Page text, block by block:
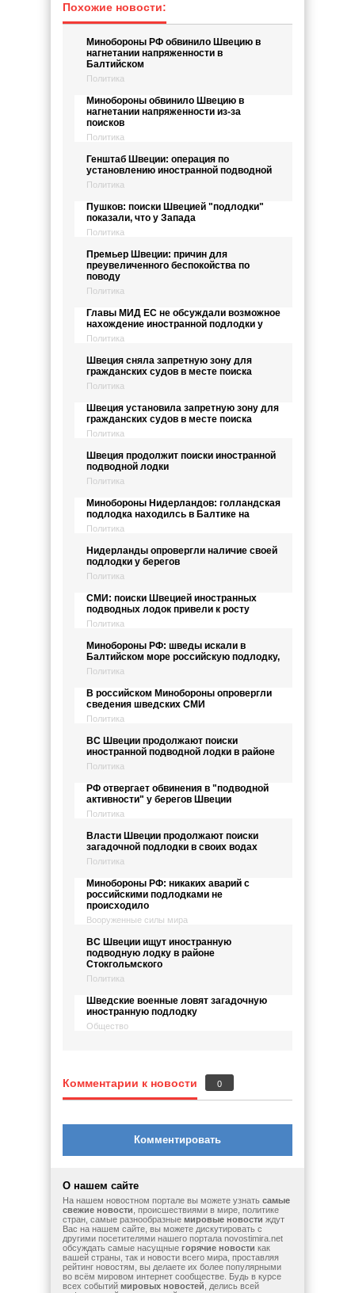
Похожие новости:
Минобороны РФ обвинило Швецию в
нагнетании напряженности в
Балтийском
Политика
Минобороны обвинило Швецию в
нагнетании напряженности из-за
поисков
Политика
Генштаб Швеции: операция по
установлению иностранной подводной
Политика
Пушков: поиски Швецией "подлодки"
показали, что у Запада
Политика
Премьер Швеции: причин для
преувеличенного беспокойства по
поводу
Политика
Главы МИД ЕС не обсуждали возможное
нахождение иностранной подлодки у
Политика
Швеция сняла запретную зону для
гражданских судов в месте поиска
Политика
Швеция установила запретную зону для
гражданских судов в месте поиска
Политика
Швеция продолжит поиски иностранной
подводной лодки
Политика
Минобороны Нидерландов: голландская
подлодка находилсь в Балтике на
Политика
Нидерланды опровергли наличие своей
подлодки у берегов
Политика
СМИ: поиски Швецией иностранных
подводных лодок привели к росту
Политика
Минобороны РФ: шведы искали в
Балтийском море российскую подлодку,
Политика
В российском Минобороны опровергли
сведения шведских СМИ
Политика
ВС Швеции продолжают поиски
иностранной подводной лодки в районе
Политика
РФ отвергает обвинения в "подводной
активности" у берегов Швеции
Политика
Власти Швеции продолжают поиски
загадочной подлодки в своих водах
Политика
Минобороны РФ: никаких аварий с
российскими подлодками не
происходило
Вооруженные силы мира
ВС Швеции ищут иностранную
подводную лодку в районе
Стокгольмского
Политика
Шведские военные ловят загадочную
иностранную подлодку
Общество
Комментарии к новости 0
Комментировать
О нашем сайте
На нашем новостном портале вы можете узнать самые
свежие новости , происшествиями в мире, политике
стран, самые разнообразные мировые новости ждут
Вас на нашем сайте, вы можете дискутировать с
другими посетителями нашего портала novostimira.net
обсуждать самые насущные горячие новости как
вашей страны, так и новости всего мира, проставляя
рейтинг новостям, вы делаете их более популярными
во всём мировом интернет сообществе. Будь в курсе
всех событий мировых новостей , делись всей